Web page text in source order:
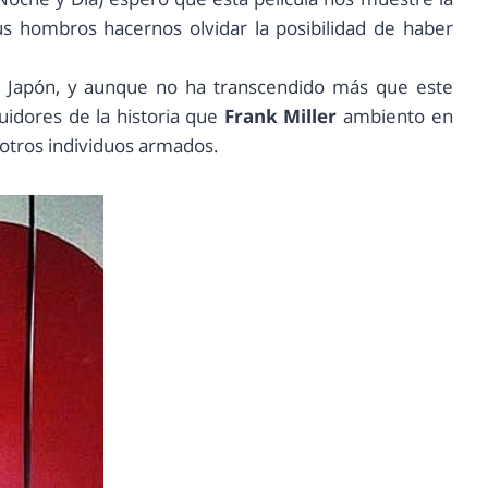
hacernos olvidar la posibilidad de haber
y aunque no ha transcendido más que este
de la historia que Frank Miller ambiento en
individuos armados.